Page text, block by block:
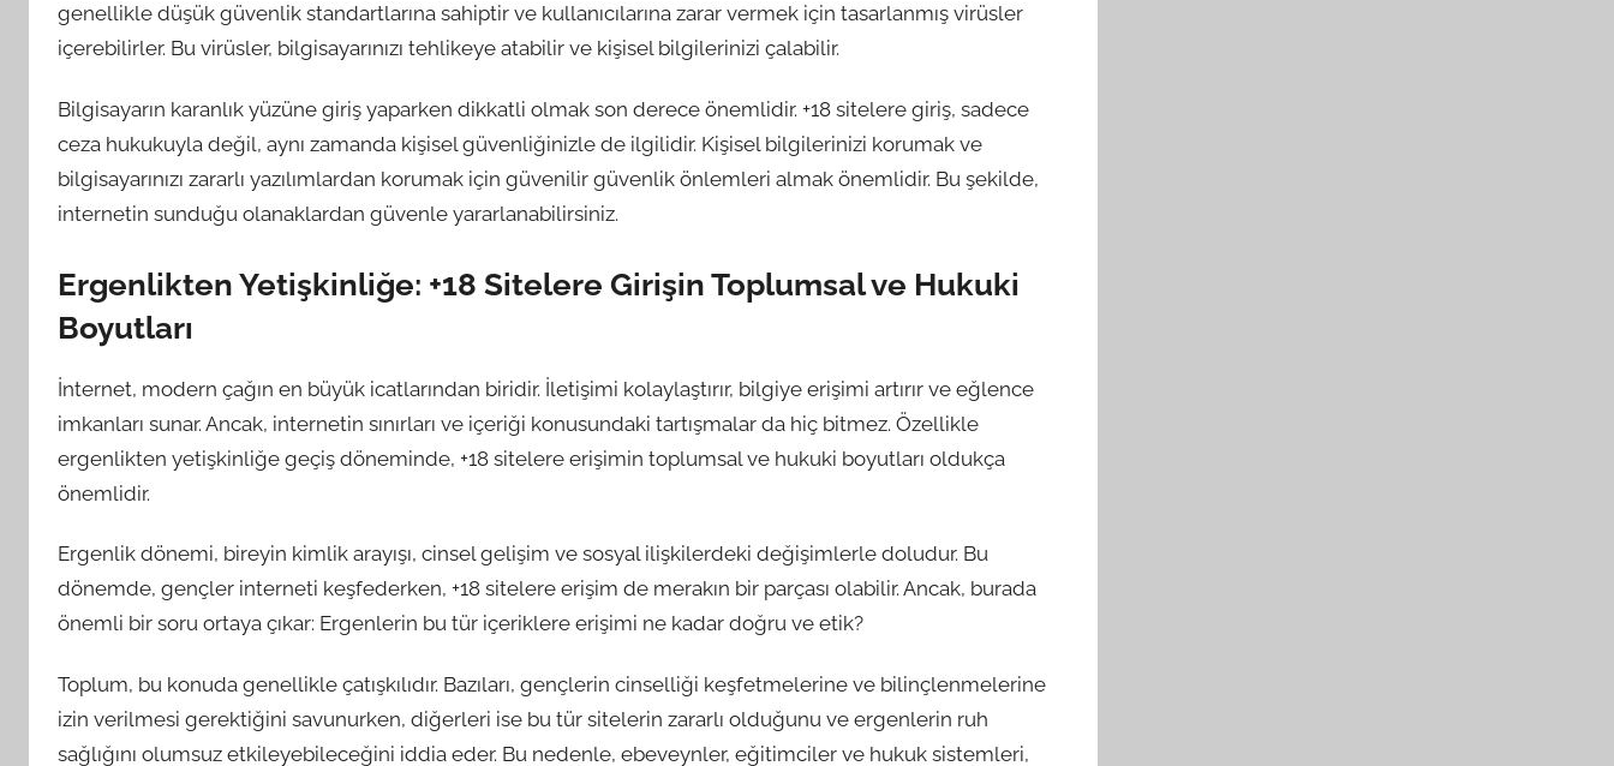
genellikle düşük güvenlik standartlarına sahiptir ve kullanıcılarına zarar vermek için tasarlanmış virüsler
içerebilirler. Bu virüsler, bilgisayarınızı tehlikeye atabilir ve kişisel bilgilerinizi çalabilir.
Bilgisayarın karanlık yüzüne giriş yaparken dikkatli olmak son derece önemlidir. +18 sitelere giriş, sadece
ceza hukukuyla değil, aynı zamanda kişisel güvenliğinizle de ilgilidir. Kişisel bilgilerinizi korumak ve
bilgisayarınızı zararlı yazılımlardan korumak için güvenilir güvenlik önlemleri almak önemlidir. Bu şekilde,
internetin sunduğu olanaklardan güvenle yararlanabilirsiniz.
Ergenlikten Yetişkinliğe: +18 Sitelere Girişin Toplumsal ve Hukuki
Boyutları
İnternet, modern çağın en büyük icatlarından biridir. İletişimi kolaylaştırır, bilgiye erişimi artırır ve eğlence
imkanları sunar. Ancak, internetin sınırları ve içeriği konusundaki tartışmalar da hiç bitmez. Özellikle
ergenlikten yetişkinliğe geçiş döneminde, +18 sitelere erişimin toplumsal ve hukuki boyutları oldukça
önemlidir.
Ergenlik dönemi, bireyin kimlik arayışı, cinsel gelişim ve sosyal ilişkilerdeki değişimlerle doludur. Bu
dönemde, gençler interneti keşfederken, +18 sitelere erişim de merakın bir parçası olabilir. Ancak, burada
önemli bir soru ortaya çıkar: Ergenlerin bu tür içeriklere erişimi ne kadar doğru ve etik?
Toplum, bu konuda genellikle çatışkılıdır. Bazıları, gençlerin cinselliği keşfetmelerine ve bilinçlenmelerine
izin verilmesi gerektiğini savunurken, diğerleri ise bu tür sitelerin zararlı olduğunu ve ergenlerin ruh
sağlığını olumsuz etkileyebileceğini iddia eder. Bu nedenle, ebeveynler, eğitimciler ve hukuk sistemleri,